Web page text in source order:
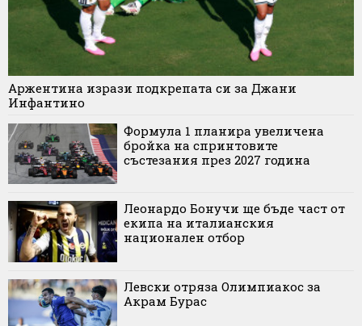
Аржентина изрази подкрепата си за Джани
Инфантино
Формула 1 планира увеличена
бройка на спринтовите
състезания през 2027 година
Леонардо Бонучи ще бъде част от
екипа на италианския
национален отбор
Левски отряза Олимпиакос за
Акрам Бурас